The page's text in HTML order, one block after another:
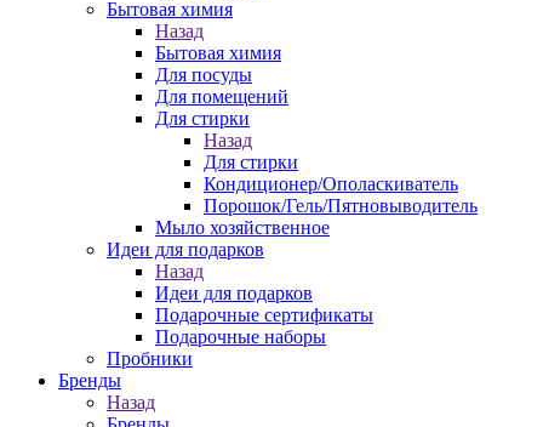
Бытовая химия
Назад
Бытовая химия
Для посуды
Для помещений
Для стирки
Назад
Для стирки
Кондиционер/Ополаскиватель
Порошок/Гель/Пятновыводитель
Мыло хозяйственное
Идеи для подарков
Назад
Идеи для подарков
Подарочные сертификаты
Подарочные наборы
Пробники
Бренды
Назад